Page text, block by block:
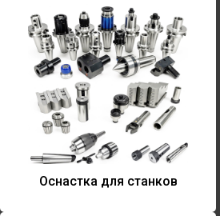
Оснастка для станков